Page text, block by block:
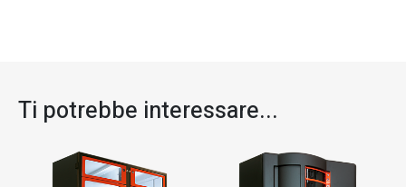
Ti potrebbe interessare...